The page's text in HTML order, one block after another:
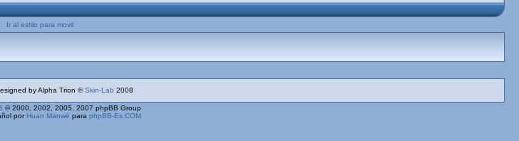
Ir al estilo para movil
by Alpha Trion ©Skin-Lab 2008
© 2000, 2002, 2005, 2007 phpBB Group
por Huan Manwë para phpBB-Es.COM